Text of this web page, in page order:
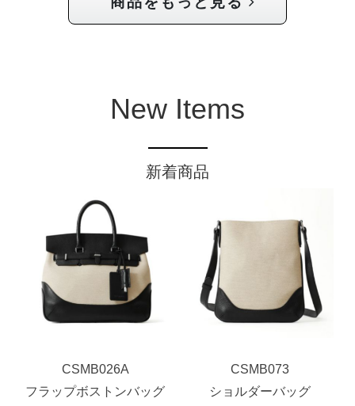
New Items
新着商品
CSMB026A
フラップボストンバッグ
CSMB073
ショルダーバッグ